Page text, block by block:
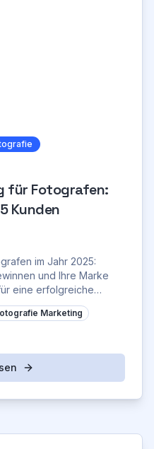
für Fotografen:
Kunden
im Jahr 2025:
und Ihre Marke
eine erfolgreiche
Marketing